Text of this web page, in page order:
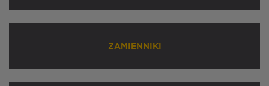
ZAMIENNIKI